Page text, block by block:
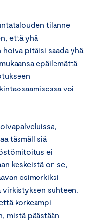
tilanne
että yhä
hoiva pitäisi saada yhä
epäilemättä
voi
täsmällisiä
ei
keskeistä on se,
esimerkiksi
suhteen.
korkeampi
mistä päästään